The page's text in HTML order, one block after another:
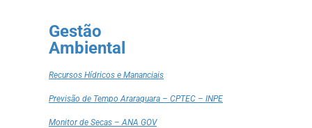
Gestão
Ambiental
Recursos Hídricos e Mananciais
Previsão de Tempo Araraquara – CPTEC – INPE
Monitor de Secas – ANA GOV